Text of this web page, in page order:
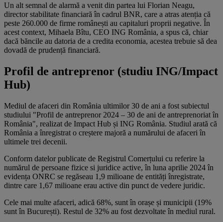
Un alt semnal de alarmă a venit din partea lui Florian Neagu,
director stabilitate financiară în cadrul BNR, care a atras atenția că
peste 260.000 de firme românești au capitaluri proprii negative. În
acest context, Mihaela Bîtu, CEO ING România, a spus că, chiar
dacă băncile au datoria de a credita economia, acestea trebuie să dea
dovadă de prudență financiară.
Profil de antreprenor (studiu ING/Impact
Hub)
Mediul de afaceri din România ultimilor 30 de ani a fost subiectul
studiului "Profil de antreprenor 2024 – 30 de ani de antreprenoriat în
România", realizat de Impact Hub și ING România. Studiul arată că
România a înregistrat o creștere majoră a numărului de afaceri în
ultimele trei decenii.
Conform datelor publicate de Registrul Comerțului cu referire la
numărul de persoane fizice si juridice active, în luna aprilie 2024 în
evidența ONRC se regăseau 1,9 milioane de entități înregistrate,
dintre care 1,67 milioane erau active din punct de vedere juridic.
Cele mai multe afaceri, adică 68%, sunt în orașe și municipii (19%
sunt în București). Restul de 32% au fost dezvoltate în mediul rural.